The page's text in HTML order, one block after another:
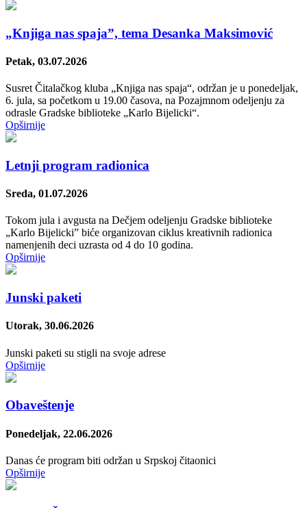
„Knjiga nas spaja”, tema Desanka Maksimović
Petak, 03.07.2026
Susret Čitalačkog kluba „Knjiga nas spaja“, održan je u ponedelјak,
6. jula, sa početkom u 19.00 časova, na Pozajmnom odelјenju za
odrasle Gradske biblioteke „Karlo Bijelicki“.
Opširnije
Letnji program radionica
Sreda, 01.07.2026
Tokom jula i avgusta na Dečjem odelјenju Gradske biblioteke
„Karlo Bijelicki” biće organizovan ciklus kreativnih radionica
namenjenih deci uzrasta od 4 do 10 godina.
Opširnije
Junski paketi
Utorak, 30.06.2026
Junski paketi su stigli na svoje adrese
Opširnije
Obaveštenje
Ponedeljak, 22.06.2026
Danas će program biti održan u Srpskoj čitaonici
Opširnije